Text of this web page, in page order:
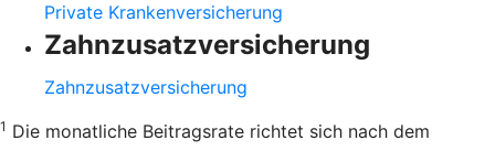
Private Krankenversicherung
Zahnzusatzversicherung
Zahnzusatzversicherung
1 Die monatliche Beitragsrate richtet sich nach dem